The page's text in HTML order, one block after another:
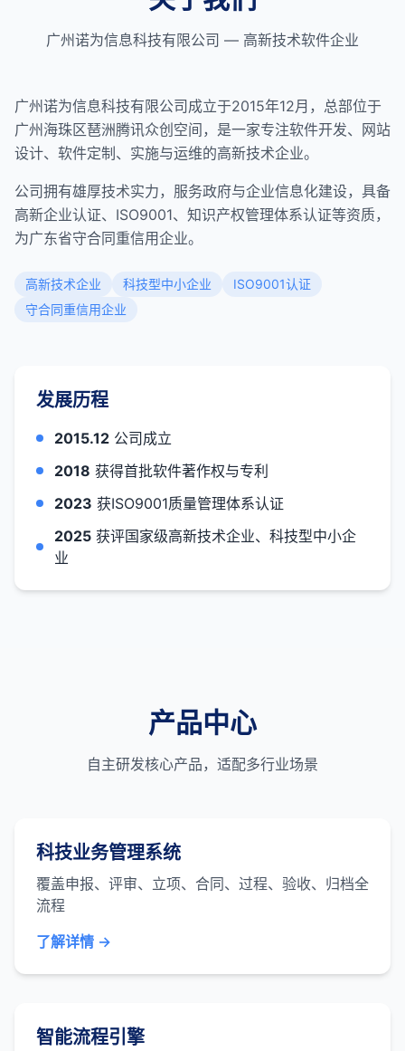
广州诺为信息科技有限公司 — 高新技术软件企业
广州诺为信息科技有限公司成立于2015年12月，总部位于
广州海珠区琶洲腾讯众创空间，是一家专注软件开发、网站
设计、软件定制、实施与运维的高新技术企业。
公司拥有雄厚技术实力，服务政府与企业信息化建设，具备
高新企业认证、ISO9001、知识产权管理体系认证等资质，
为广东省守合同重信用企业。
高新技术企业 科技型中小企业
ISO9001认证
守合同重信用企业
发展历程
2015.12 公司成立
2018 获得首批软件著作权与专利
2023 获ISO9001质量管理体系认证
2025获评国家级高新技术企业、科技型中小企
业
产品中心
自主研发核心产品，适配多行业场景
科技业务管理系统
覆盖申报、评审、立项、合同、过程、验收、归档全
流程
了解详情 →
智能流程引擎